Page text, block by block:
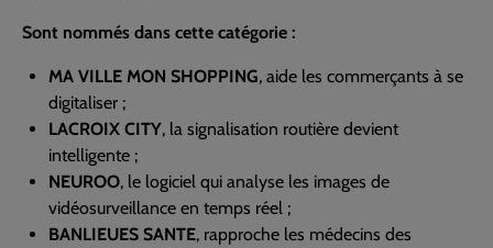
Sont nommés dans cette catégorie :
MA VILLE MON SHOPPING, aide les commerçants à se
digitaliser ;
LACROIX CITY, la signalisation routière devient
intelligente ;
NEUROO, le logiciel qui analyse les images de
vidéosurveillance en temps réel ;
BANLIEUES SANTE, rapproche les médecins des